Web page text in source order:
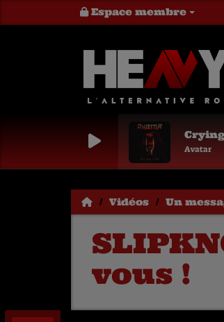
Espace membre
Avatar
Vidéos Un
vous !